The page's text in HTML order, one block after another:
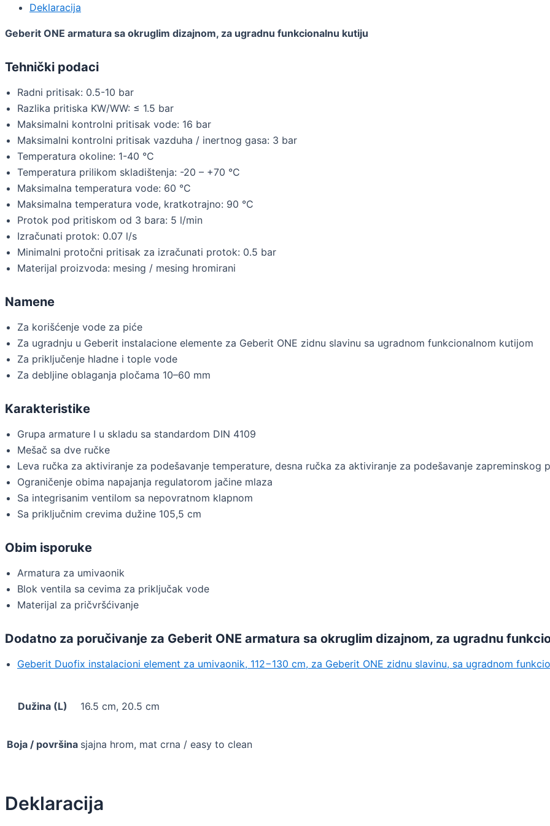
Deklaracija
Geberit ONE armatura sa okruglim dizajnom, za ugradnu funkcionalnu kutiju
Tehnički podaci
Radni pritisak: 0.5-10 bar
Razlika pritiska KW/WW: ≤ 1.5 bar
Maksimalni kontrolni pritisak vode: 16 bar
Maksimalni kontrolni pritisak vazduha / inertnog gasa: 3 bar
Temperatura okoline: 1-40 °C
Temperatura prilikom skladištenja: -20 – +70 °C
Maksimalna temperatura vode: 60 °C
Maksimalna temperatura vode, kratkotrajno: 90 °C
Protok pod pritiskom od 3 bara: 5 l/min
Izračunati protok: 0.07 l/s
Minimalni protočni pritisak za izračunati protok: 0.5 bar
Materijal proizvoda: mesing / mesing hromirani
Namene
Za korišćenje vode za piće
Za ugradnju u Geberit instalacione elemente za Geberit ONE zidnu slavinu sa ugradnom funkcionalnom kutijom
Za priključenje hladne i tople vode
Za debljine oblaganja pločama 10–60 mm
Karakteristike
Grupa armature I u skladu sa standardom DIN 4109
Mešač sa dve ručke
Leva ručka za aktiviranje za podešavanje temperature, desna ručka za aktiviranje za podešavanje zapreminskog
Ograničenje obima napajanja regulatorom jačine mlaza
Sa integrisanim ventilom sa nepovratnom klapnom
Sa priključnim crevima dužine 105,5 cm
Obim isporuke
Armatura za umivaonik
Blok ventila sa cevima za priključak vode
Materijal za pričvršćivanje
Dodatno za poručivanje za Geberit ONE armatura sa okruglim dizajnom, za ugradnu
Geberit Duofix instalacioni element za umivaonik, 112−130 cm, za Geberit ONE zidnu slavinu, sa ugradnom
Dužina (L) 16.5 cm, 20.5 cm
Boja / površina sjajna hrom, mat crna / easy to clean
Deklaracija